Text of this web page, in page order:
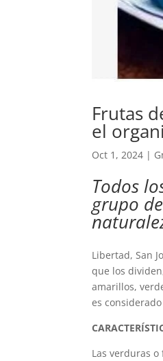
Frutas
el
Oct 1, 2024 |
Todos
grupo
Libertad, San
que los
amarillos,
es
Las verduras